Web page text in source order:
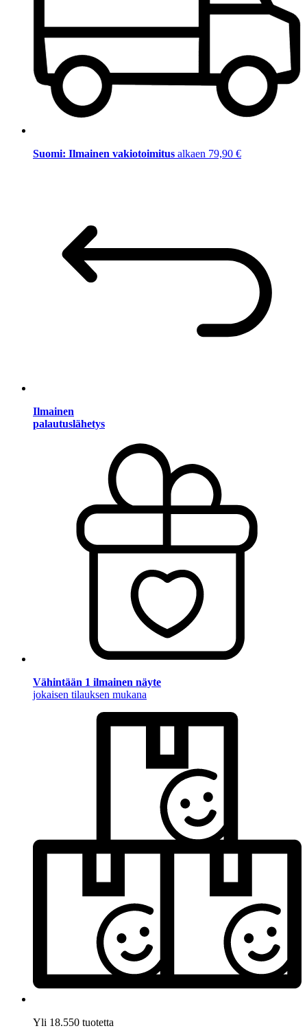
Suomi: Ilmainen vakiotoimitus alkaen 79,90 €
Ilmainen
palautuslähetys
Vähintään 1 ilmainen näyte
jokaisen tilauksen mukana
Yli 18.550 tuotetta